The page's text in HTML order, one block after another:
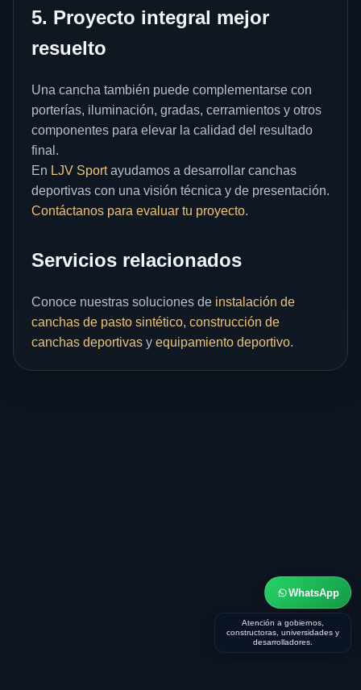
5. Proyecto integral mejor
resuelto
Una cancha también puede complementarse con
porterías, iluminación, gradas, cerramientos y otros
componentes para elevar la calidad del resultado
final.
En LJV Sportayudamos a desarrollar canchas
deportivas con una visión técnica y de presentación.
Contáctanos para evaluar tu proyecto.
Servicios relacionados
Conoce nuestras soluciones de instalación de
canchas de pasto sintético, construcción de
canchas deportivas y equipamiento deportivo.
WhatsApp
Atención a gobiernos,
constructoras, universidades y
desarrolladores.